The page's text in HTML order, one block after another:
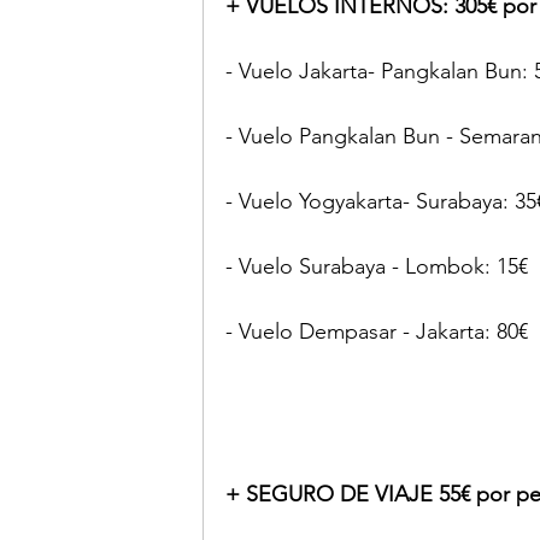
+ VUELOS INTERNOS: 305€
- Vuelo Jakarta- Pangkalan Bun:
- Vuelo Pangkalan Bun -
- Vuelo Yogyakarta- Surabaya:
- Vuelo Surabaya - Lombok: 15€
- Vuelo Dempasar - Jakarta: 80€
+ SEGURO DE VIAJE 55€ por